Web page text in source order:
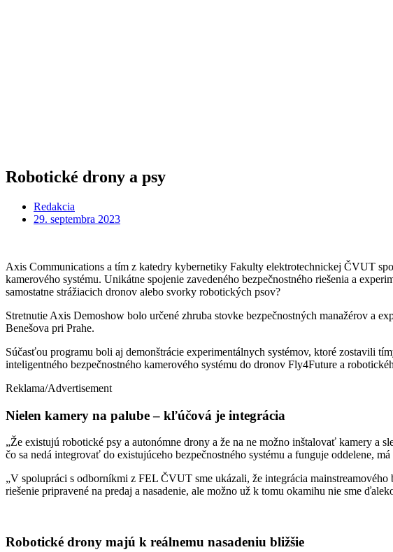
Robotické drony a psy
Redakcia
29. septembra 2023
Axis Communications a tím z katedry kybernetiky Fakulty elektrotechnickej ČVUT
kamerového systému. Unikátne spojenie zavedeného bezpečnostného riešenia a
samostatne strážiacich dronov alebo svorky robotických psov?
Stretnutie Axis Demoshow bolo určené zhruba stovke bezpečnostných manažérov a
Benešova pri Prahe.
Súčasťou programu boli aj demonštrácie experimentálnych systémov, ktoré zostavili
inteligentného bezpečnostného kamerového systému do dronov Fly4Future a
Reklama/Advertisement
Nielen kamery na palube – kľúčová je integrácia
„Že existujú robotické psy a autonómne drony a že na ne možno inštalovať kamery a
čo sa nedá integrovať do existujúceho bezpečnostného systému a funguje oddelene,
„V spolupráci s odborníkmi z FEL ČVUT sme ukázali, že integrácia
riešenie pripravené na predaj a nasadenie, ale možno už k tomu okamihu nie sme
Robotické drony majú k reálnemu nasadeniu bližšie